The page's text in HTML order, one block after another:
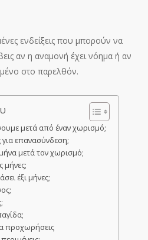
ενδείξεις που μπορούν να
αν η αναμονή έχει νόημα ή αν
στο παρελθόν.
μετά από έναν χωρισμό;
για επανασύνδεση;
μετά τον χωρισμό;
μήνες;
έξι μήνες;
προχωρήσεις